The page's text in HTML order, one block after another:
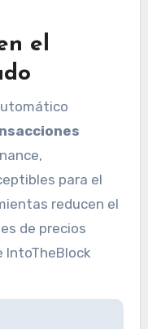
el
para el
reducen el
de precios
IntoTheBlock